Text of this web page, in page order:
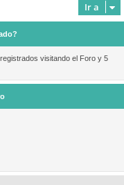
Ir a
visitando el Foro y 5